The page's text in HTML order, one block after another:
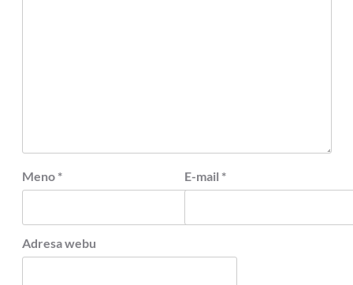
Meno * E-mail *
Adresa webu